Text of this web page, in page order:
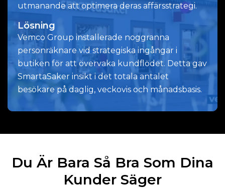
utmanande att optimera deras affärsstrategi.
Lösning
Vemco Group installerade noggranna
personräknare vid strategiska ingångar i
butiken för att övervaka kundflödet. Detta gav
SmartaSaker insikt i det totala antalet
besökare på daglig, veckovis och månadsbasis.
Du Är Bara Så Bra Som Dina
Kunder Säger